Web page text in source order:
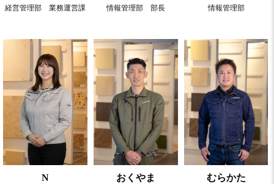
経営管理部 業務運営課 情報管理部 部長 情報管理部
N おくやま むらかた